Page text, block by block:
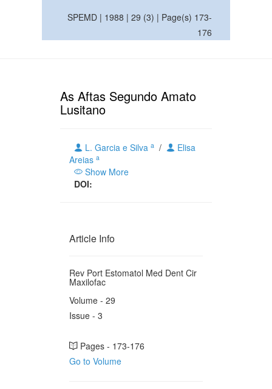
SPEMD | 1988 | 29 (3) | Page(s) 173-
176
As Aftas Segundo Amato
Lusitano
L. Garcia e Silva a /
Elisa
Areias a
Show More
DOI:
Article Info
Rev Port Estomatol Med Dent Cir
Maxilofac
Volume - 29
Issue - 3
Pages - 173-176
Go to Volume